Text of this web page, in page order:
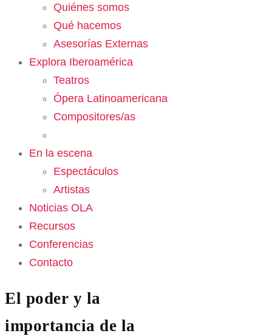
Quiénes somos
Qué hacemos
Asesorías Externas
Explora Iberoamérica
Teatros
Ópera Latinoamericana
Compositores/as
En la escena
Espectáculos
Artistas
Noticias OLA
Recursos
Conferencias
Contacto
El poder y la
importancia de la